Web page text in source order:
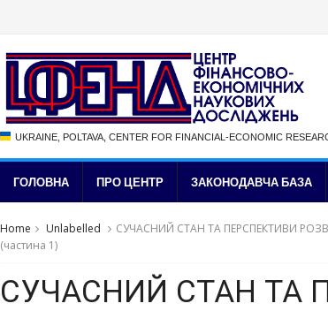
UKRAINE, POLTAVA, CENTER FOR FINANCIAL-ECONOMIC
ГОЛОВНА ПРО ЦЕНТР ЗАКОНОДАВЧА БАЗА
Home Unlabelled
СУЧАСНИЙ СТАН ТА ПЕРСПЕКТИВИ
(частина 1)
СУЧАСНИЙ СТАН ТА